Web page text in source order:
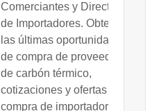
Comerciantes y Directorio
de Importadores. Obtenga
las últimas oportunidades
de compra de proveedores
de carbón térmico,
cotizaciones y ofertas de
compra de importadores